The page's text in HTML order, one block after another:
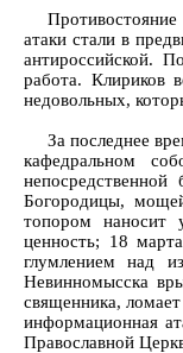
атаки стали в
антироссийской.
работа. Клириков
недовольных,
За последнее
кафедральном
Богородицы,
топором наносит
ценность; 18
глумлением над
Невинномысска
священника,
информационная
Православной